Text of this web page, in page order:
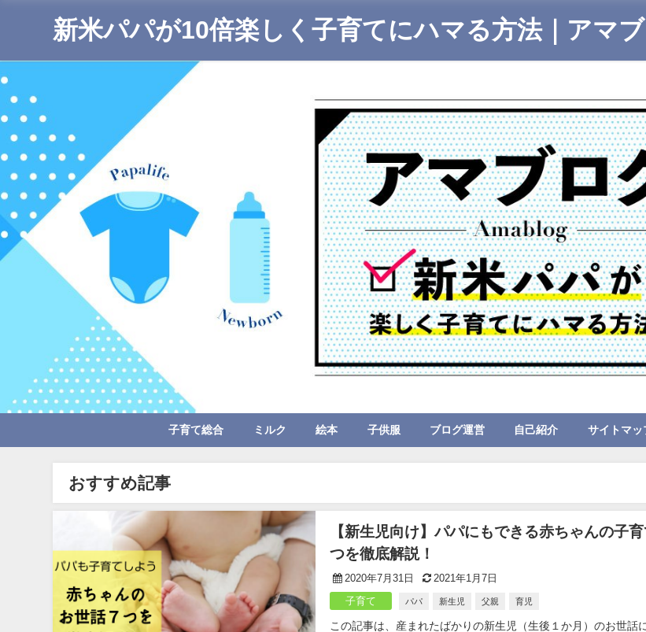
新米パパが10倍楽しく子育てにハマる方法｜アマ
子育て総合 ミルク 絵本 子供服 ブログ運営 自己紹介 サイトマッ
おすすめ記事
【新生児向け】パパにもできる赤ちゃんの子
つを徹底解説！
2020年7月31日 2021年1月7日
子育て パパ 新生児 父親 育児
この記事は、産まれたばかりの新生児（生後１か月）のお世話